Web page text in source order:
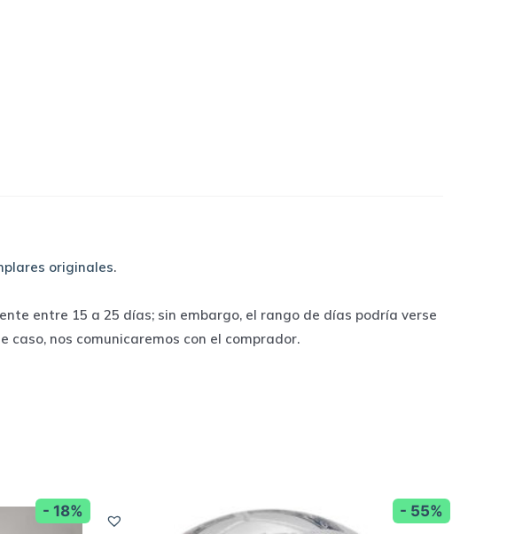
originales.
entre 15 a 25 días; sin embargo, el rango de días podría verse
nos comunicaremos con el comprador.
- 18% - 55%